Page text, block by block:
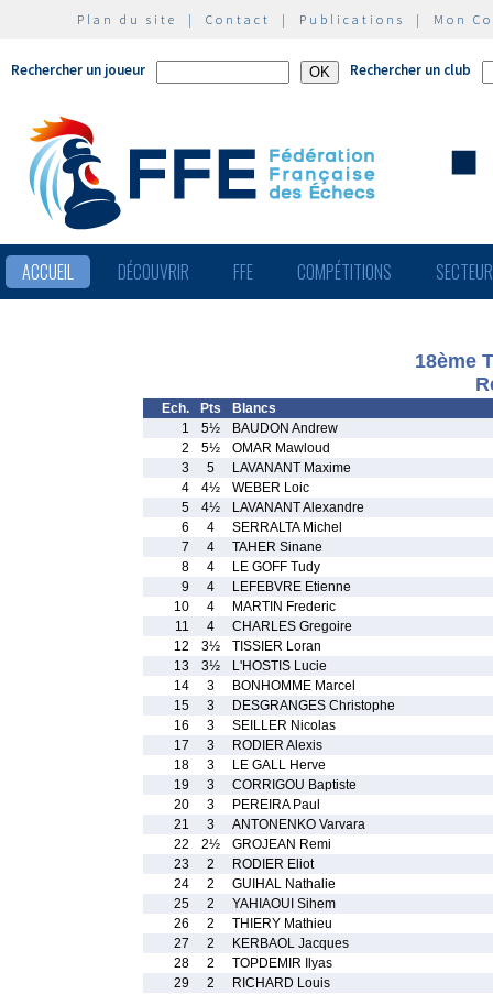
Plan du site | Contact | Publications | Mon
Rechercher un joueur Rechercher un club
ACCUEIL DÉCOUVRIR FFE COMPÉTITIONS
18ème
Ech. Pts
Blancs
1
5½
BAUDON Andrew
2
5½
OMAR Mawloud
3
5
LAVANANT Maxime
4
4½
WEBER Loic
5
4½
LAVANANT Alexandre
6
4
SERRALTA Michel
7
4
TAHER Sinane
8
4
LE GOFF Tudy
9
4
LEFEBVRE Etienne
10
4
MARTIN Frederic
11
4
CHARLES Gregoire
12
3½
TISSIER Loran
13
3½
L'HOSTIS Lucie
14
3
BONHOMME Marcel
15
3
DESGRANGES Christophe
16
3
SEILLER Nicolas
17
3
RODIER Alexis
18
3
LE GALL Herve
19
3
CORRIGOU Baptiste
20
3
PEREIRA Paul
21
3
ANTONENKO Varvara
22
2½
GROJEAN Remi
23
2
RODIER Eliot
24
2
GUIHAL Nathalie
25
2
YAHIAOUI Sihem
26
2
THIERY Mathieu
27
2
KERBAOL Jacques
28
2
TOPDEMIR Ilyas
29
2
RICHARD Louis